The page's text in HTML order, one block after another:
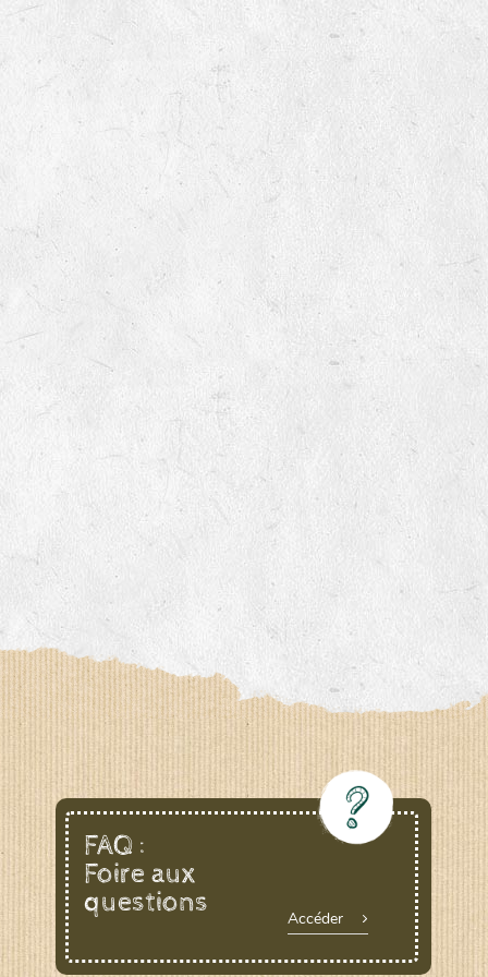
variétés non inscrites au
catalogue officiel ?
Mes semences germeront-
elles encore l'année
prochaine ?
Qu’est-ce qu’une variété non
inscrite ?
Pourquoi vendez-vous des
semences non inscrites au
catalogue officiel ?
9
Quels sont le montant des
frais de port
FAQ :
Foire aux
questions
Accéder